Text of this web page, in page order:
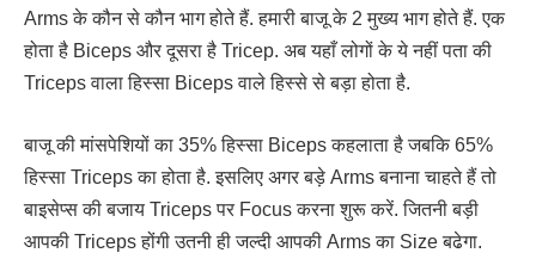
Arms के कौन से कौन भाग होते हैं. हमारी बाजू के 2 मुख्य भाग होते हैं. एक
होता है Biceps और दूसरा है Tricep. अब यहाँ लोगों के ये नहीं पता की
Triceps वाला हिस्सा Biceps वाले हिस्से से बड़ा होता है.
बाजू की मांसपेशियों का 35% हिस्सा Biceps कहलाता है जबकि 65%
हिस्सा Triceps का होता है. इसलिए अगर बड़े Arms बनाना चाहते हैं तो
बाइसेप्स की बजाय Triceps पर Focus करना शुरू करें. जितनी बड़ी
आपकी Triceps होंगी उतनी ही जल्दी आपकी Arms का Size बढेगा.